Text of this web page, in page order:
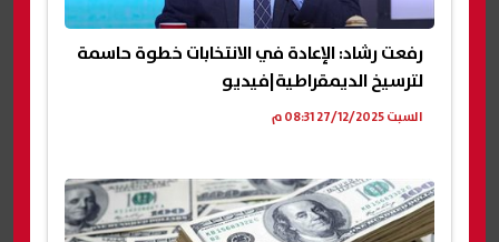
رفعت رشاد: الإعادة في الانتخابات خطوة حاسمة
لترسيخ الديمقراطية|فيديو
السبت 27/12/2025 08:31 م